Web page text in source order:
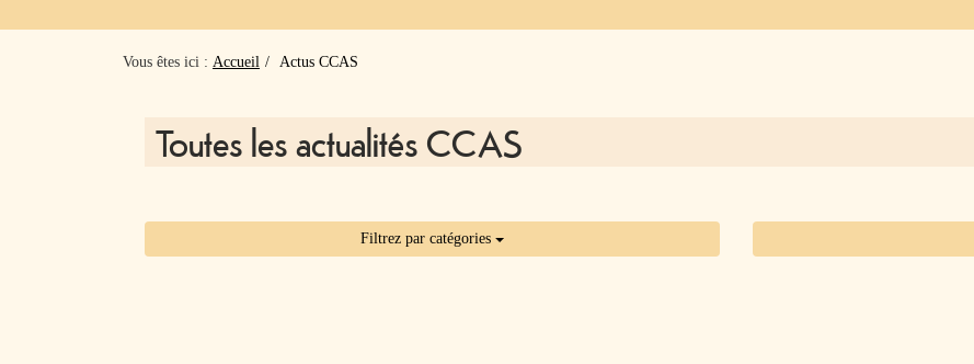
Vous êtes ici : Accueil Actus CCAS
Toutes les actualités CCAS
Filtrez par catégories